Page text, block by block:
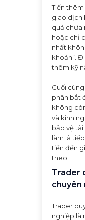
Tiến
giao dịch
quả chưa
hoặc chỉ
nhất
khoản”.
thêm kỹ
Cuối
phân bắt
không
và kinh
bảo vệ
làm là
tiến đến
theo.
Trader
chuyên
Trader
nghiệp là